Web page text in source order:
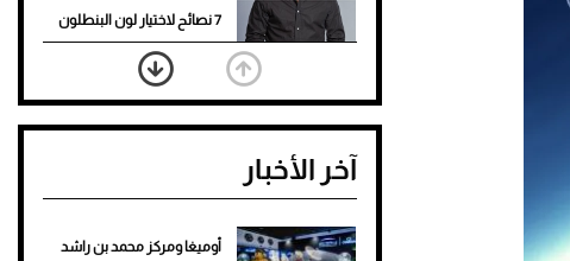
7 نصائح لاختيار لون البنطلون
المناسب للقميص الأسود
نرى المستقبل من خلال
تصميماتنا.. كيف حجزت 1886
تمنحك فخامة استثنائية
آخر الأخبار
أوميغا ومركز محمد بن راشد